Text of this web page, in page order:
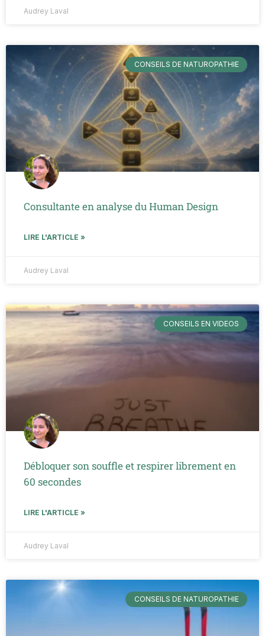
Audrey Laval
CONSEILS DE NATUROPATHIE
Consultante en analyse du Human Design
LIRE L'ARTICLE »
Audrey Laval
CONSEILS EN VIDEOS
Débloquer son souffle et respirer librement en
60 secondes
LIRE L'ARTICLE »
Audrey Laval
CONSEILS DE NATUROPATHIE